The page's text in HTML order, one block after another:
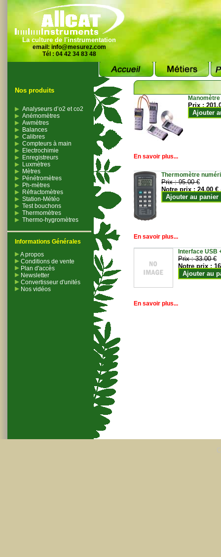
La culture de l'instrumentation
email: info@mesurez.com
Tél : 04 42 34 83 48
Nos produits
Analyseurs d’o2 et co2
Anémomètres
Awmètres
Balances
Calibres
Compteurs à main
Electrochimie
Enregistreurs
Luxmètres
Mètres
Pénétromètres
Ph-mètres
Réfractomètres
Station-Météo
Test bouchons
Thermomètres
Thermo-hygromètres
Informations Générales
A propos
Conditions de vente
Plan d'accès
Newsletter
Convertisseur d'unités
Nos vidéos
Prix :
Ajouter
En savoir plus...
Thermomètre
Prix :95.00 €
Notre prix :24.00 €
Ajouter au panier
En savoir plus...
Interface USB
Prix :33.00 €
Notre prix :
Ajouter au
En savoir plus...